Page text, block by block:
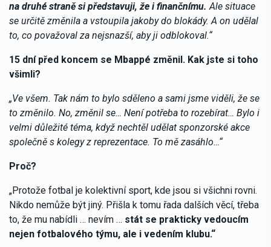
na druhé straně si představuji, že i finančnímu. Ale situace
se určitě změnila a vstoupila jakoby do blokády. A on udělal
to, co považoval za nejsnazší, aby ji odblokoval.“
15 dní před koncem se Mbappé změnil. Kak jste si toho
všimli?
„Ve všem. Tak nám to bylo sděleno a sami jsme viděli, že se
to změnilo. No, změnil se… Není potřeba to rozebírat… Bylo i
velmi důležité téma, když nechtěl udělat sponzorské akce
společně s kolegy z reprezentace. To mě zasáhlo…“
Proč?
„Protože fotbal je kolektivní sport, kde jsou si všichni rovni.
Nikdo nemůže být jiný. Přišla k tomu řada dalších věcí, třeba
to, že mu nabídli … nevím … stát se prakticky vedoucím
nejen fotbalového týmu, ale i vedením klubu.“